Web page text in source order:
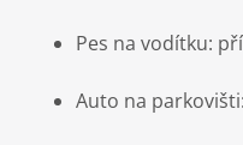
Pes na vodítku:
Auto na parkovišti: